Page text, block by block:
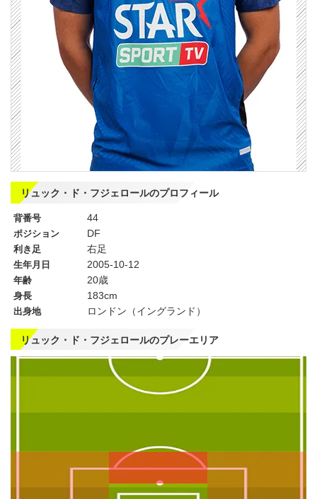
リュック・ド・フジェロールのプロフィール
背番号 44
ポジション DF
利き足 右足
生年月日 2005-10-12
年齢 20歳
身長 183cm
出身地 ロンドン（イングランド）
リュック・ド・フジェロールのプレーエリア
左
WG
CF
右
WG
CMF
CB
SB
GK